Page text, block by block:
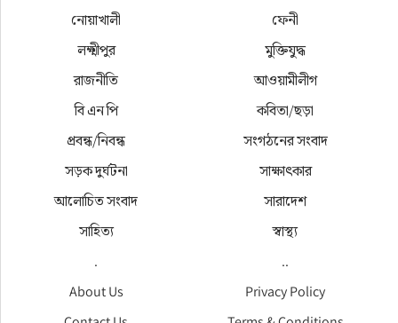
নোয়াখালী
ফেনী
লক্ষ্মীপুর
মুক্তিযুদ্ধ
রাজনীতি
আওয়ামীলীগ
বি এন পি
কবিতা/ছড়া
প্রবন্ধ/নিবন্ধ
সংগঠনের সংবাদ
সড়ক দুর্ঘটনা
সাক্ষাৎকার
আলোচিত সংবাদ
সারাদেশ
সাহিত্য
স্বাস্থ্য
.
..
About Us
Privacy Policy